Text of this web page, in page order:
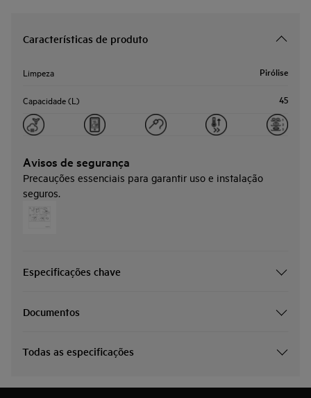
Características de produto
Limpeza Pirólise
Capacidade (L) 45
Avisos de segurança
Precauções essenciais para garantir uso e instalação
seguros.
Especificações chave
Documentos
Todas as especificações